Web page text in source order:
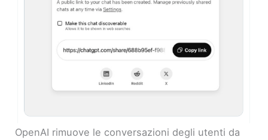
OpenAI rimuove le conversazioni degli utenti da